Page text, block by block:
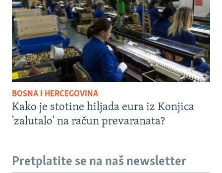
BOSNA I HERCEGOVINA
Kako je stotine hiljada eura iz Konjica
'zalutalo' na račun prevaranata?
Pretplatite se na naš newsletter